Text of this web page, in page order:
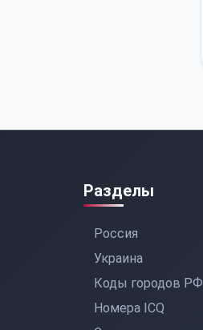
Разделы
Россия
Украина
Коды городов РФ
Номера ICQ